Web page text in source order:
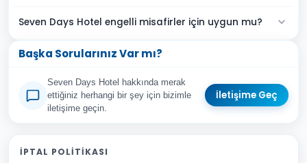
Seven Days Hotel engelli misafirler için uygun mu?
Başka Sorularınız Var mı?
Seven Days Hotel hakkında merak
ettiğiniz herhangi bir şey için bizimle
iletişime geçin.
İletişime Geç
Adınız Soyadınız
İPTAL POLITIKASI